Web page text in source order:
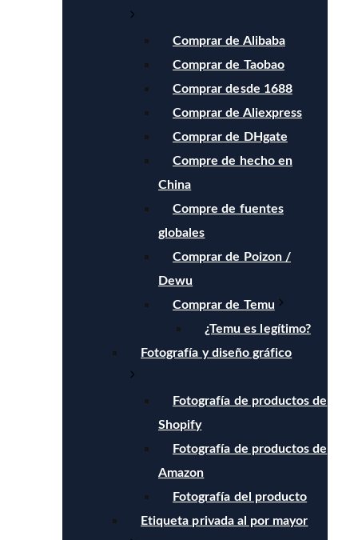
Comprar de Alibaba
Comprar de Taobao
Comprar desde 1688
Comprar de Aliexpress
Comprar de DHgate
Compre de hecho en
China
Compre de fuentes
globales
Comprar de Poizon /
Dewu
Comprar de Temu
¿Temu es legítimo?
Fotografía y diseño gráfico
Fotografía de productos de
Shopify
Fotografía de productos de
Amazon
Fotografía del producto
Etiqueta privada al por mayor